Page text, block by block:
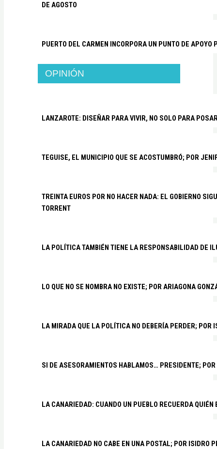
DE AGOSTO
PUERTO DEL CARMEN INCORPORA UN PUNTO DE
OPINIÓN
LANZAROTE: DISEÑAR PARA VIVIR, NO SOLO PARA
TEGUISE, EL MUNICIPIO QUE SE ACOSTUMBRÓ; POR
TREINTA EUROS POR NO HACER NADA: EL GOBIERNO
TORRENT
LA POLÍTICA TAMBIÉN TIENE LA RESPONSABILIDAD DE
LO QUE NO SE NOMBRA NO EXISTE; POR ARIAGONA
LA MIRADA QUE LA POLÍTICA NO DEBERÍA PERDER; POR
SI DE ASESORAMIENTOS HABLAMOS… PRESIDENTE;
LA CANARIEDAD: CUANDO UN PUEBLO RECUERDA
LA CANARIEDAD NO CABE EN UNA POSTAL; POR ISIDRO